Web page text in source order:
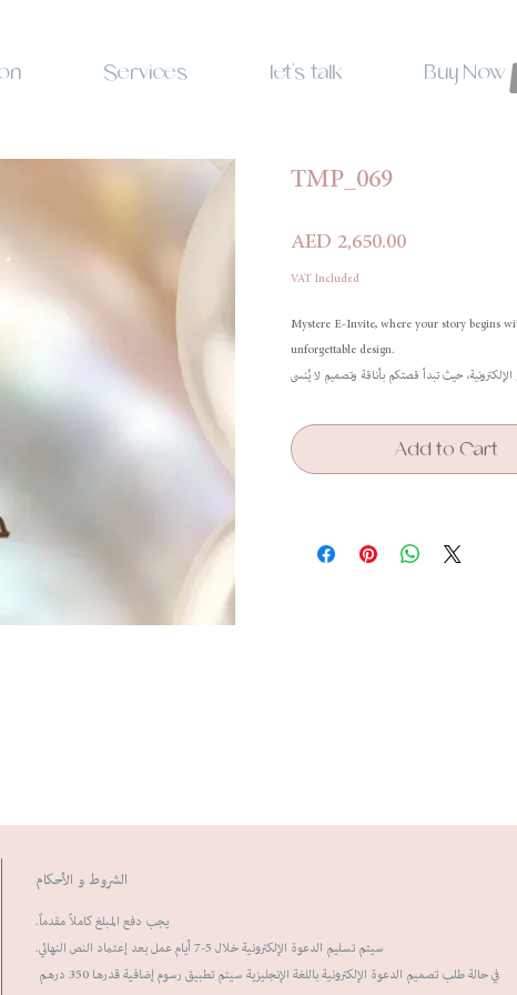
Services let's talk Buy Now
TMP_069
AED 2,650.00Price
VAT Included
Mystere E-Invite, where your story begins
unforgettable design.
حيث تبدأ قصتكم بأناقة وتصميم لا يُنسى
Add to Cart
الشروط و الأحكام
يجب دفع المبلغ كاملاً مقدماً.
سيتم تسليم الدعوة الإلكترونية خلال 5-7 أيام عمل بعد إعتماد النص النهائي.
في حالة طلب تصميم الدعوة الإلكترونية باللغة الإنجليزية سيتم تطبيق رسوم إضافية قدرها 350 درهم